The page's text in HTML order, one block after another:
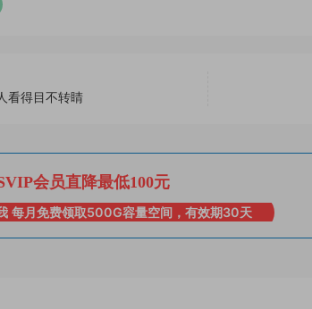
看得目不转睛
会员直降最低100元
每月免费领取500G容量空间，有效期30天